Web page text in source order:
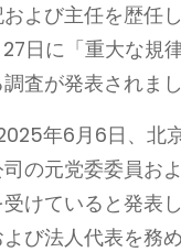
よび主任を歴任
日に「重大な規
査が発表されまし
年6月6日、北
の元党委委員お
けていると発表
び法人代表を務